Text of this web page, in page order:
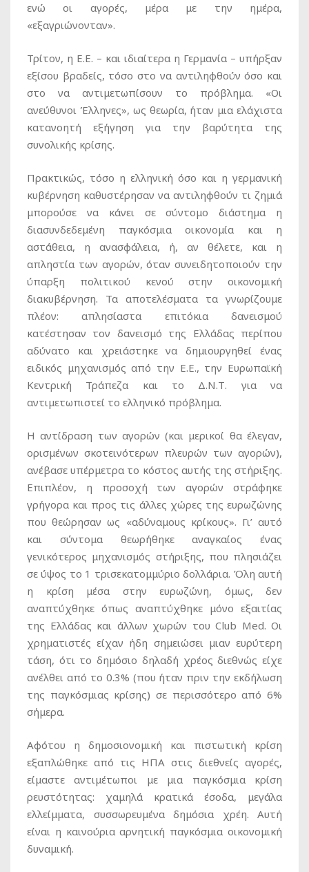
ενώ οι αγορές, μέρα με την ημέρα,
«εξαγριώνονταν».
Τρίτον, η Ε.Ε. – και ιδιαίτερα η Γερμανία – υπήρξαν
εξίσου βραδείς, τόσο στο να αντιληφθούν όσο και
στο να αντιμετωπίσουν το πρόβλημα. «Οι
ανεύθυνοι Έλληνες», ως θεωρία, ήταν μια ελάχιστα
κατανοητή εξήγηση για την βαρύτητα της
συνολικής κρίσης.
Πρακτικώς, τόσο η ελληνική όσο και η γερμανική
κυβέρνηση καθυστέρησαν να αντιληφθούν τι ζημιά
μπορούσε να κάνει σε σύντομο διάστημα η
διασυνδεδεμένη παγκόσμια οικονομία και η
αστάθεια, η ανασφάλεια, ή, αν θέλετε, και η
απληστία των αγορών, όταν συνειδητοποιούν την
ύπαρξη πολιτικού κενού στην οικονομική
διακυβέρνηση. Τα αποτελέσματα τα γνωρίζουμε
πλέον: απλησίαστα επιτόκια δανεισμού
κατέστησαν τον δανεισμό της Ελλάδας περίπου
αδύνατο και χρειάστηκε να δημιουργηθεί ένας
ειδικός μηχανισμός από την Ε.Ε., την Ευρωπαϊκή
Κεντρική Τράπεζα και το Δ.Ν.Τ. για να
αντιμετωπιστεί το ελληνικό πρόβλημα.
Η αντίδραση των αγορών (και μερικοί θα έλεγαν,
ορισμένων σκοτεινότερων πλευρών των αγορών),
ανέβασε υπέρμετρα το κόστος αυτής της στήριξης.
Επιπλέον, η προσοχή των αγορών στράφηκε
γρήγορα και προς τις άλλες χώρες της ευρωζώνης
που θεώρησαν ως «αδύναμους κρίκους». Γι’ αυτό
και σύντομα θεωρήθηκε αναγκαίος ένας
γενικότερος μηχανισμός στήριξης, που πλησιάζει
σε ύψος το 1 τρισεκατομμύριο δολλάρια. Όλη αυτή
η κρίση μέσα στην ευρωζώνη, όμως, δεν
αναπτύχθηκε όπως αναπτύχθηκε μόνο εξαιτίας
της Ελλάδας και άλλων χωρών του Club Med. Οι
χρηματιστές είχαν ήδη σημειώσει μιαν ευρύτερη
τάση, ότι το δημόσιο δηλαδή χρέος διεθνώς είχε
ανέλθει από το 0.3% (που ήταν πριν την εκδήλωση
της παγκόσμιας κρίσης) σε περισσότερο από 6%
σήμερα.
Αφότου η δημοσιονομική και πιστωτική κρίση
εξαπλώθηκε από τις ΗΠΑ στις διεθνείς αγορές,
είμαστε αντιμέτωποι με μια παγκόσμια κρίση
ρευστότητας: χαμηλά κρατικά έσοδα, μεγάλα
ελλείμματα, συσσωρευμένα δημόσια χρέη. Αυτή
είναι η καινούρια αρνητική παγκόσμια οικονομική
δυναμική.